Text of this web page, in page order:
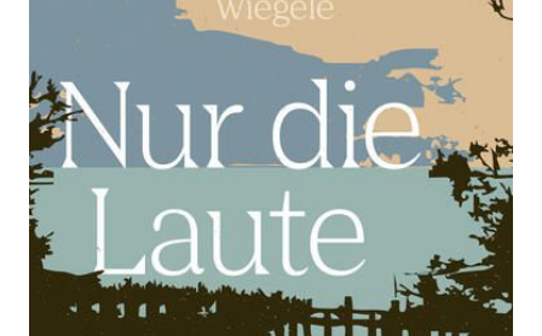
Zur Wunschliste hinzufügen
VonUrsula Wiegele
Verlag GmbH
164 Seiten
Hardcover
ISBN: 978-3-70131341-
9